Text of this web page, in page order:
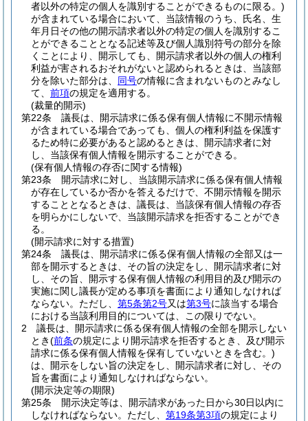
者以外の特定の個人を識別することができるものに限る。)
が含まれている場合において、当該情報のうち、氏名、生
年月日その他の開示請求者以外の特定の個人を識別するこ
とができることとなる記述等及び個人識別符号の部分を除
くことにより、開示しても、開示請求者以外の個人の権利
利益が害されるおそれがないと認められるときは、当該部
分を除いた部分は、 同号の情報に含まれないものとみなし
て、 前項の規定を適用する。
(裁量的開示)
第22条
議長は、開示請求に係る保有個人情報に不開示情報
が含まれている場合であっても、個人の権利利益を保護す
るため特に必要があると認めるときは、開示請求者に対
し、当該保有個人情報を開示することができる。
(保有個人情報の存否に関する情報)
第23条
開示請求に対し、当該開示請求に係る保有個人情報
が存在しているか否かを答えるだけで、不開示情報を開示
することとなるときは、議長は、当該保有個人情報の存否
を明らかにしないで、当該開示請求を拒否することができ
る。
(開示請求に対する措置)
第24条
議長は、開示請求に係る保有個人情報の全部又は一
部を開示するときは、その旨の決定をし、開示請求者に対
し、その旨、開示する保有個人情報の利用目的及び開示の
実施に関し議長が定める事項を書面により通知しなければ
ならない。 ただし、 第5条第2号又は第3号に該当する場合
における当該利用目的については、この限りでない。
2
議長は、開示請求に係る保有個人情報の全部を開示しない
とき(前条の規定により開示請求を拒否するとき、及び開示
請求に係る保有個人情報を保有していないときを含む。)
は、開示をしない旨の決定をし、開示請求者に対し、その
旨を書面により通知しなければならない。
(開示決定等の期限)
第25条
開示決定等は、開示請求があった日から30日以内に
しなければならない。 ただし、 第19条第3項の規定により